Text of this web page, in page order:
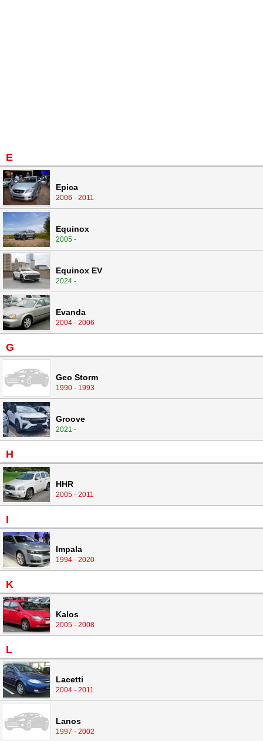
E
Epica
2006 - 2011
Equinox
2005 -
Equinox EV
2024 -
Evanda
2004 - 2006
G
Geo Storm
1990 - 1993
Groove
2021 -
H
HHR
2005 - 2011
I
Impala
1994 - 2020
K
Kalos
2005 - 2008
L
Lacetti
2004 - 2011
Lanos
1997 - 2002